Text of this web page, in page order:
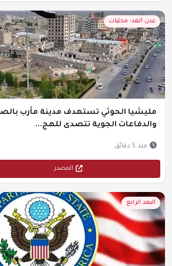
عدن الغد- محليات
مليشيا الحوثي تستهدف مدينة مأرب
والدفاعات الجوية تتصدى للهج...
منذ 5 دقائق
المصدر
البعد الرابع